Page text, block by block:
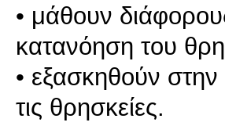
• μάθουν
κατανόηση του
• εξασκηθούν